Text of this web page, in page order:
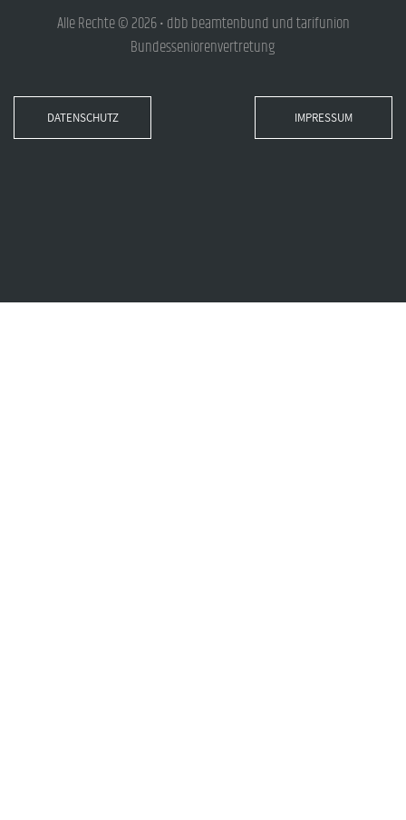
Alle Rechte © 2026 • dbb beamtenbund und tarifunion
Bundesseniorenvertretung
DATENSCHUTZ IMPRESSUM